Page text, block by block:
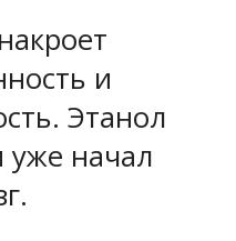
и
Этанол
уже начал